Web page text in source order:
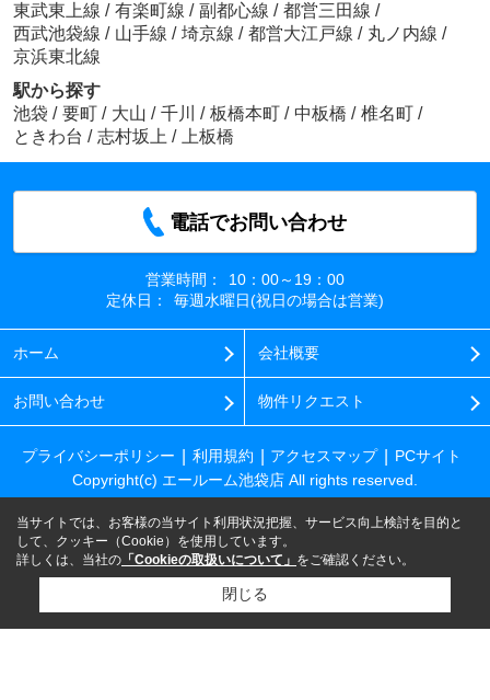
東武東上線 / 有楽町線 / 副都心線 / 都営三田線 /
西武池袋線 / 山手線 / 埼京線 / 都営大江戸線 / 丸ノ内線 /
京浜東北線
駅から探す
池袋 / 要町 / 大山 / 千川 / 板橋本町 / 中板橋 / 椎名町 /
ときわ台 / 志村坂上 / 上板橋
電話でお問い合わせ
営業時間：
10：00～19：00
定休日：
毎週水曜日(祝日の場合は営業)
ホーム 会社概要
お問い合わせ 物件リクエスト
プライバシーポリシー 利用規約 アクセスマップ
PCサイト
Copyright(c) エールーム池袋店 All rights reserved.
当サイトでは、お客様の当サイト利用状況把握、サービス向上検討を目的と
して、クッキー（Cookie）を使用しています。
詳しくは、当社の 「Cookieの取扱いについて」 をご確認ください。
閉じる